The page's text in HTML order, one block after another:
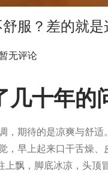
服？差的就是
无评论
几十年的
期待的是凉爽与舒
，早上起来口干舌燥
飘，脚底冰凉，头顶